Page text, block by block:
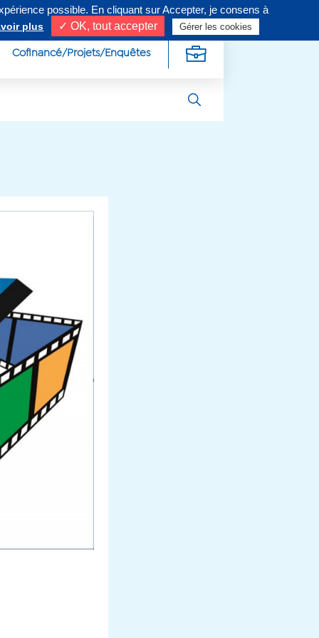
nous sur
Cofinancé/Projets/Enquêtes
possible. En cliquant sur Accepter, je consens à
plus ✓ OK, tout accepter Gérer les cookies